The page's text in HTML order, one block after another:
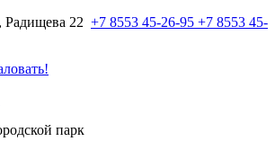
Радищева 22 +7 8553 45-26-95 +7 8553 45-
парк